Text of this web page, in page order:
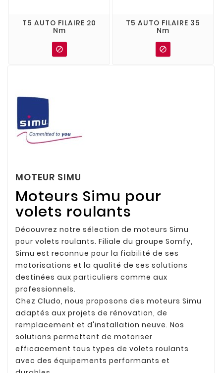
T5 AUTO FILAIRE 20
Nm

T5 AUTO FILAIRE 35
Nm

MOTEUR SIMU
Moteurs Simu pour
volets roulants
Découvrez notre sélection de moteurs Simu
pour volets roulants. Filiale du groupe Somfy,
Simu est reconnue pour la fiabilité de ses
motorisations et la qualité de ses solutions
destinées aux particuliers comme aux
professionnels.
Chez Cludo, nous proposons des moteurs Simu
adaptés aux projets de rénovation, de
remplacement et d'installation neuve. Nos
solutions permettent de motoriser
efficacement tous types de volets roulants
avec des équipements performants et